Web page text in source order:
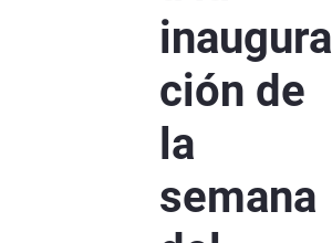
inaugura
ción de
la
semana